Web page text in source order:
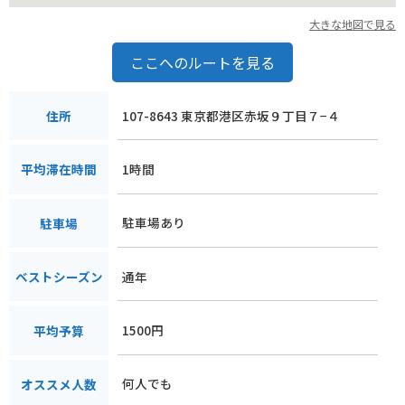
大きな地図で見る
ここへのルートを見る
住所 107-8643 東京都港区赤坂９丁目７−４
平均滞在時間 1時間
駐車場 駐車場あり
ベストシーズン 通年
平均予算 1500円
オススメ人数 何人でも